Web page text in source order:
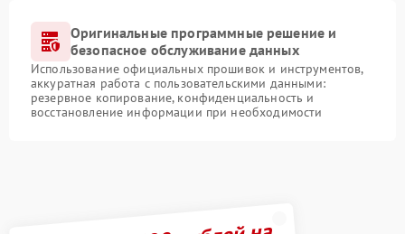
Оригинальные программные решение и
безопасное обслуживание данных
Использование официальных прошивок и инструментов,
аккуратная работа с пользовательскими данными:
резервное копирование, конфиденциальность и
восстановление информации при необходимости